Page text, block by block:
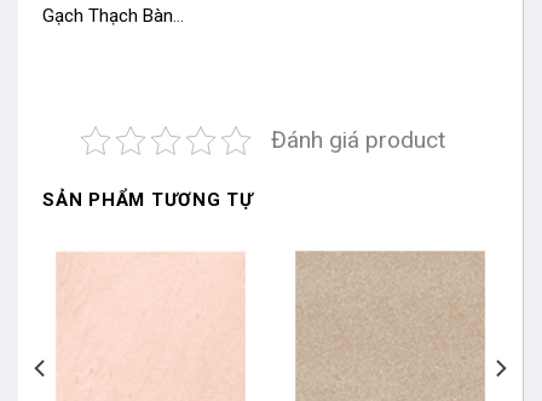
Gạch Thạch Bàn…
Đánh giá product
SẢN PHẨM TƯƠNG TỰ